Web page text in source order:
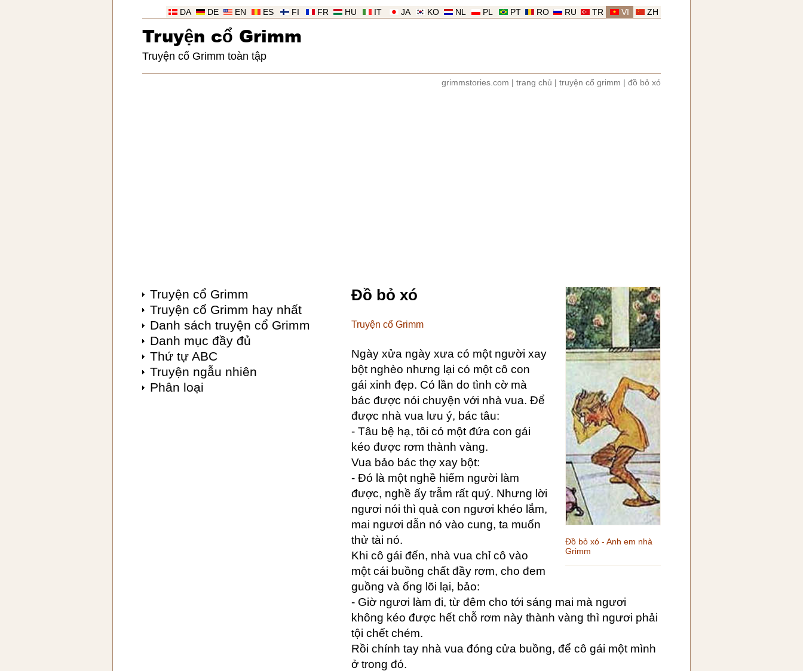
ZH
VI
TR
RU
RO
PT
PL
NL
KO
JA
IT
HU
FR
FI
ES
EN
DE
DA
Truyện cổ Grimm
Truyện cổ Grimm toàn tập
grimmstories.com trang chủ truyện cổ grimm đồ bỏ xó
Truyện cổ Grimm
Truyện cổ Grimm hay nhất
Danh sách truyện cổ Grimm
Danh mục đầy đủ
Thứ tự ABC
Truyện ngẫu nhiên
Phân loại
Đồ bỏ xó - Anh em nhà
Grimm
Đồ bỏ xó
Truyện cổ Grimm
Ngày xửa ngày xưa có một người xay
bột nghèo nhưng lại có một cô con
gái xinh đẹp. Có lần do tình cờ mà
bác được nói chuyện với nhà vua. Để
được nhà vua lưu ý, bác tâu:
- Tâu bệ hạ, tôi có một đứa con gái
kéo được rơm thành vàng.
Vua bảo bác thợ xay bột:
- Đó là một nghề hiếm người làm
được, nghề ấy trẫm rất quý. Nhưng lời
ngươi nói thì quả con ngươi khéo lắm,
mai ngươi dẫn nó vào cung, ta muốn
thử tài nó.
Khi cô gái đến, nhà vua chỉ cô vào
một cái buồng chất đầy rơm, cho đem
guồng và ống lõi lại, bảo:
- Giờ ngươi làm đi, từ đêm cho tới sáng mai mà ngươi
không kéo được hết chỗ rơm này thành vàng thì ngươi phải
tội chết chém.
Rồi chính tay nhà vua đóng cửa buồng, để cô gái một mình
ở trong đó.